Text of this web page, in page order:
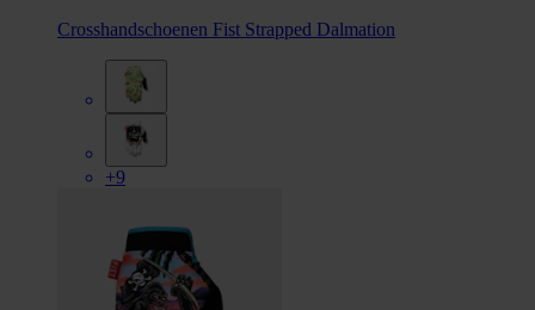
Crosshandschoenen Fist Strapped Dalmation
+9